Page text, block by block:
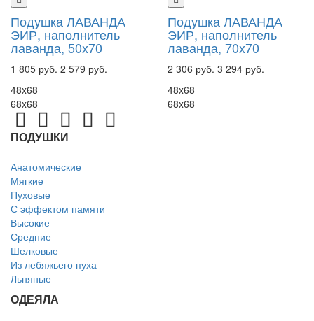
Подушка ЛАВАНДА
ЭИР, наполнитель
лаванда, 50x70
1 805 руб. 2 579 руб.
48x68
68x68
Подушка ЛАВАНДА
ЭИР, наполнитель
лаванда, 70x70
2 306 руб. 3 294 руб.
48x68
68x68
ПОДУШКИ
Анатомические
Мягкие
Пуховые
С эффектом памяти
Высокие
Средние
Шелковые
Из лебяжьего пуха
Льняные
ОДЕЯЛА